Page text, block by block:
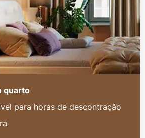
quarto
para horas de descontração